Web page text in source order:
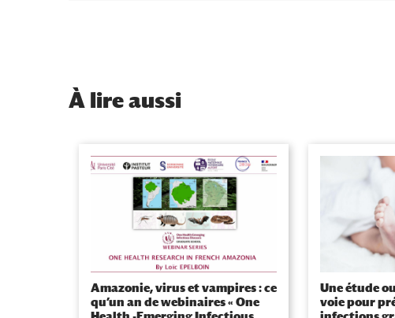
À lire aussi
Amazonie, virus et vampires : ce
qu’un an de webinaires « One
Une étude
voie pour